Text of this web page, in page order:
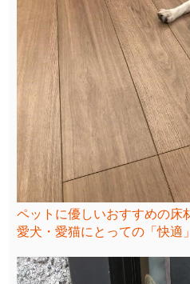
ペットに優しいおすすめの床
愛犬・愛猫にとっての「快適